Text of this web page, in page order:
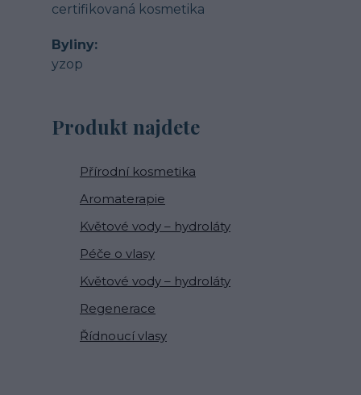
certifikovaná kosmetika
Byliny
yzop
Produkt najdete
Přírodní kosmetika
Aromaterapie
Květové vody – hydroláty
Péče o vlasy
Květové vody – hydroláty
Regenerace
Řídnoucí vlasy